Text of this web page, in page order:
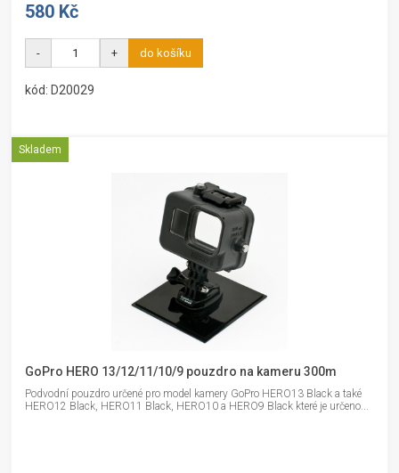
580 Kč
- + do košíku
kód: D20029
Skladem
GoPro HERO 13/12/11/10/9 pouzdro na kameru 300m
Podvodní pouzdro určené pro model kamery GoPro HERO13 Black a také
HERO12 Black, HERO11 Black, HERO10 a HERO9 Black které je určeno...